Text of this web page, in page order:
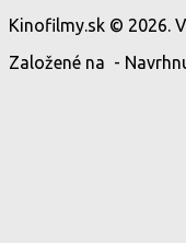
Kinofilmy.sk © 2026.
Založené na -